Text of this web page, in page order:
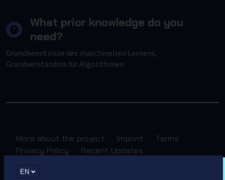
What prior knowledge do you
need?
Grundkenntnisse des maschinellen Lernens,
Grundverständnis für Algorithmen.
More about the project Imprint
Terms
Privacy Policy
Recent Updates
EN